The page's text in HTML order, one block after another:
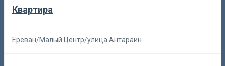
Квартира
Ереван/Малый Центр/улица Антараин